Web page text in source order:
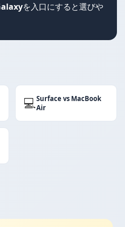
を入口にすると選びや
💻Surface vs MacBook
Air